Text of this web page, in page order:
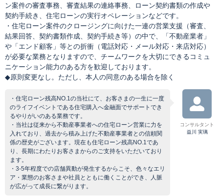
ン案件の審査事務、審査結果の連絡事務、ローン契約書類の作成や
契約手続き、住宅ローンの実行オペレーションなどです。
・住宅ローン案件のクロージングに向けた一連の営業支援（審査、
結果回答、契約書類作成、契約手続き等）の中で、「不動産業者」
や「エンド顧客」等との折衝（電話対応・メール対応・来店対応）
が必要な業務となりますので、チームワークを大切にできるコミュ
ニケーション能力のある方を歓迎しております。
◆原則変更なし。ただし、本人の同意のある場合を除く
・住宅ローン残高NO.1の当社にて、お客さまの一生に一度
のライフイベントである住宅購入へ金融面でサポートでき
るやりがいのある業務です。
・当社は従来から不動産事業者への住宅ローン営業に力を
入れており、過去から積み上げた不動産事業者との信頼関
係の歴史がございます。現在も住宅ローン残高NO.1であ
り、長期にわたりお客さまからのご支持をいただいており
ます。
・3-5年程度での店舗異動が発生するからこそ、色々なエリ
ア・業態のお客さまや社員とともに働くことができ、人脈
が広がって成長に繋がります。
コンサルタント
益川 実璃